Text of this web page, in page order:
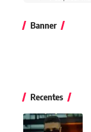
Banner
Recentes